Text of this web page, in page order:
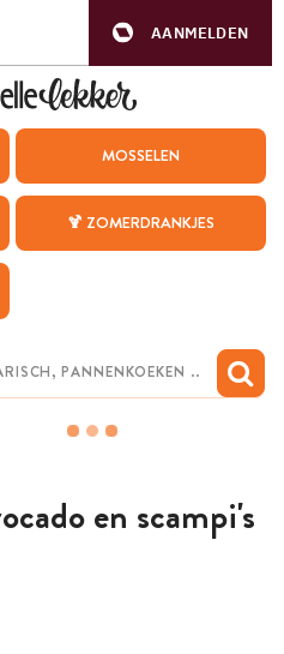
AANMELDEN
MOSSELEN
🍹 ZOMERDRANKJES
en scampi's